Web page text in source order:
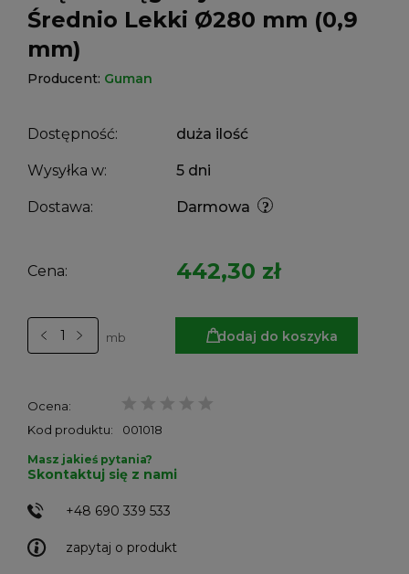
Średnio Lekki Ø280 mm (0,9
mm)
Producent: Guman
Dostępność: duża ilość
Wysyłka w: 5 dni
Dostawa: Darmowa
Cena: 442,30 zł
mb dodaj do koszyka
Ocena:
Kod produktu:
001018
zapytaj o produkt
Masz jakieś pytania?
Skontaktuj się z nami
+48 690 339 533